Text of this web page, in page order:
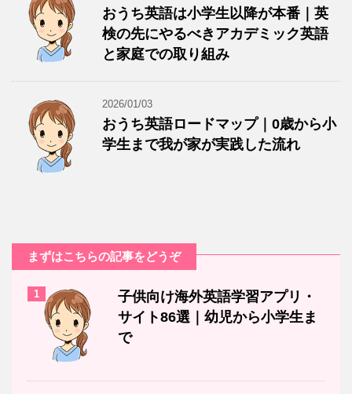
おうち英語は小学生以降が本番｜英
検の先にやるべきアカデミック英語
と家庭での取り組み
2026/01/03
おうち英語ロードマップ｜0歳から小
学生まで我が家が実践した流れ
まずはこちらの記事をどうぞ
1
子供向け海外英語学習アプリ・
サイト86選｜幼児から小学生ま
で